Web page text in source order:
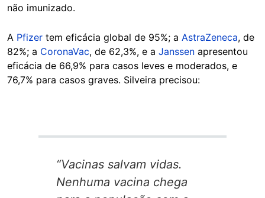
não imunizado.
A Pfizer tem eficácia global de 95%; a AstraZeneca, de
82%; a CoronaVac, de 62,3%, e a Janssen apresentou
eficácia de 66,9% para casos leves e moderados, e
76,7% para casos graves. Silveira precisou:
“Vacinas salvam vidas.
Nenhuma vacina chega